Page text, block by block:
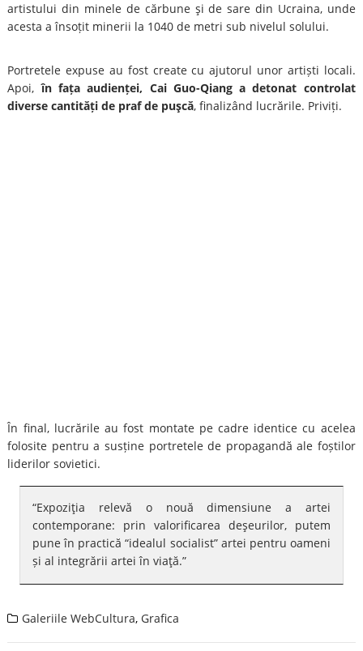
artistului din minele de cărbune şi de sare din Ucraina, unde
acesta a însoțit minerii la 1040 de metri sub nivelul solului.
Portretele expuse au fost create cu ajutorul unor artiști locali.
Apoi,în fața audienței, Cai Guo-Qiang a detonat controlat
diverse cantități de praf de puşcă, finalizând lucrările. Priviți.
În final, lucrările au fost montate pe cadre identice cu acelea
folosite pentru a susține portretele de propagandă ale foștilor
liderilor sovietici.
“Expoziţia relevă o nouă dimensiune a artei
contemporane: prin valorificarea deşeurilor, putem
pune în practică “idealul socialist” artei pentru oameni
și al integrării artei în viaţă.”
Galeriile WebCultura, Grafica